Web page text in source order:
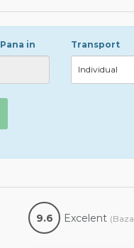
Pana in Transport
9.6 Excelent